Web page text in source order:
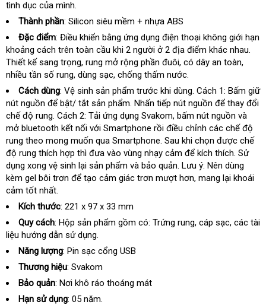
tình dục kiểm
tra
của mình.
Thành phần: Silicon siêu mềm + nhựa ABS
Đặc điểm: Điều khiển bằng ứng dụng điện thoại không giới hạn
khoảng cách trên toàn cầu khi 2 người ở 2 địa điểm khác nhau.
Thiết kế sang trọngthanh
lý
, rung mở rộng phần đuôishowroom
, có dây an toànonline
,
nhiều tần số runghướng
dẫn
, dùng sạckhuyến
mãi
, chống thấm nước.
Cách dùng: Vệ sinh sản phẩm trước khi dùngkhuyến
mãi
. Cách 1: Bấm giữ
nút nguồn nhận
xét
để bật/ tắt sản phẩmcung
cấp
. Nhấn tiếp nút nguồn phản
hồi
để thay đổi
chế độ rungthương
hiệu
. Cách 2: Tải ứng dụng Svakomkho
hàng
, bấm nút nguồn và
mở bluetooth kết nối đặt
mua
với Smartphone rồi điều chỉnh các chế độ
rung theo amazon
mong muốn qua Smartphonenơi
nào
. Sau khi chọn hàng
nhái
được chế
độ rung thích hợp thì đưa vào vùng nhạy cảm giảm
giá
để kích thíchnơi
bán
. Sử
dụng xong vệ sinh lại sản phẩm và bảo quảnở
đâu
. Lưu ý: Nên dùng
kèm gel bôi trơn Pháp
để tạo cảm giác trơn mượt hơnthương
, mang lại khoái
cảm tốt nhất.
Kích thước: 221 x 97 x 33 mm
Quy cách: Hộp sản phẩm gồm có: Trứng rungnổi
, cáp sạchàng
, các tài
liệu hướng dẫn sử dụng.
Năng lượng: Pin sạc cổng USB
Thương hiệu: Svakom
Bảo quản: Nơi khô ráo thoáng mát
Hạn sử dụng: 05 năm.